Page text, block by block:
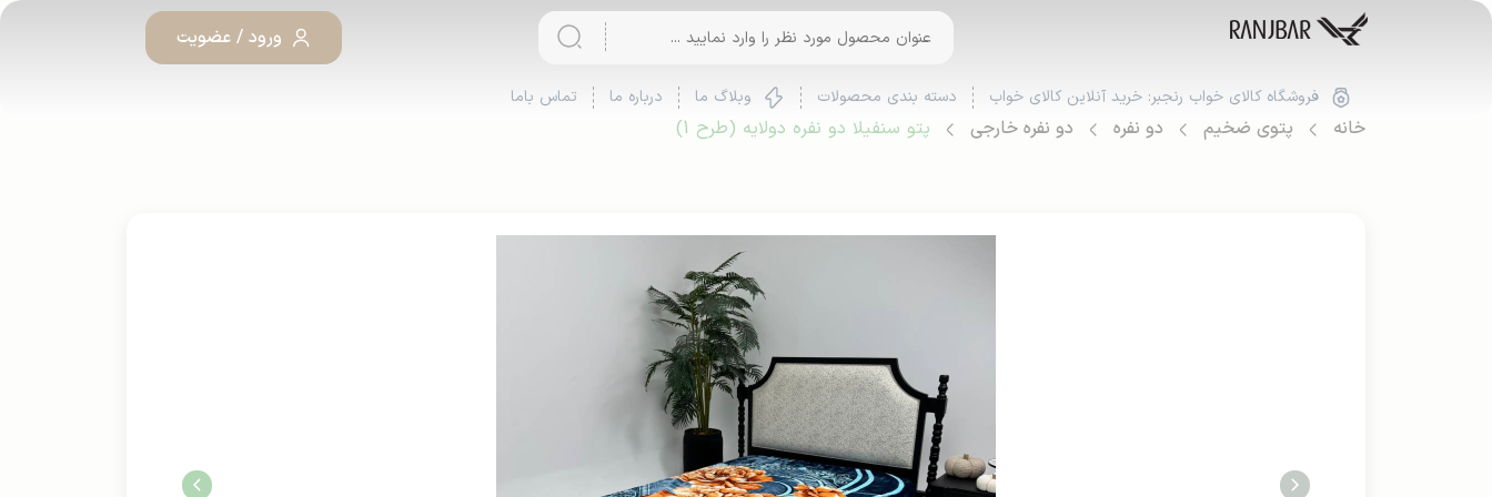
ورود / عضویت
فروشگاه کالای خواب رنجبر: خرید آنلاین کالای خواب دسته بندی محصولات وبلاگ ما درباره ما تماس باما
خانه پتوی ضخیم دو نفره دو نفره خارجی پتو سنفیلا دو نفره دولایه (طرح 1)